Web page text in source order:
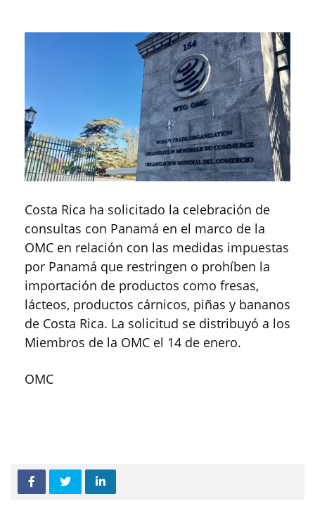
Costa Rica ha solicitado la celebración de
consultas con Panamá en el marco de la
OMC en relación con las medidas impuestas
por Panamá que restringen o prohíben la
importación de productos como fresas,
lácteos, productos cárnicos, piñas y bananos
de Costa Rica. La solicitud se distribuyó a los
Miembros de la OMC el 14 de enero.
OMC